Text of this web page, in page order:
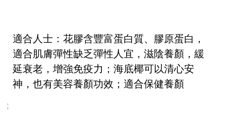
適合人士：花膠含豐富蛋白質、膠原蛋白，
適合肌膚彈性缺乏彈性人宜，滋陰養顏，緩
延衰老，增強免疫力；海底椰可以清心安
神，也有美容養顏功效；適合保健養顏